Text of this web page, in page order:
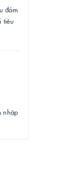
đảm
tiêu
nhập